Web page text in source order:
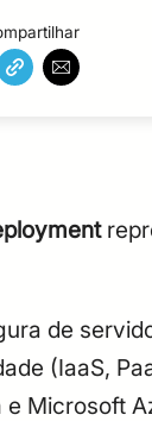
de
(IaaS,
e Microsoft